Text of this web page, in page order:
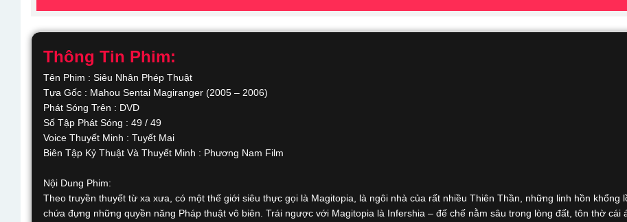
Thông Tin Phim:
Tên Phim : Siêu Nhân Phép Thuật
Tựa Gốc : Mahou Sentai Magiranger (2005 – 2006)
Phát Sóng Trên : DVD
Số Tập Phát Sóng : 49 / 49
Voice Thuyết Minh : Tuyết Mai
Biên Tập Kỷ Thuật Và Thuyết Minh : Phương Nam Film
Nội Dung Phim:
Theo truyền thuyết từ xa xưa, có một thế giới siêu thực gọi là Magitopia, là ngôi nhà của rất nhiều Thiên Thần, những linh hồn khổng
chứa đựng những quyền năng Pháp thuật vô biên. Trái ngược với Magitopia là Infershia – đế chế nằm sâu trong lòng đất, tôn thờ cái